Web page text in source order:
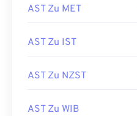
AST Zu MET
AST Zu IST
AST Zu NZST
AST Zu WIB